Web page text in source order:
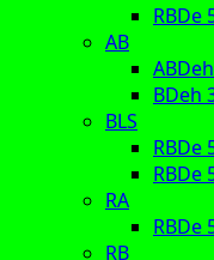
RBDe
AB
BDeh
BLS
RBDe
RBDe
RA
RBDe
RB